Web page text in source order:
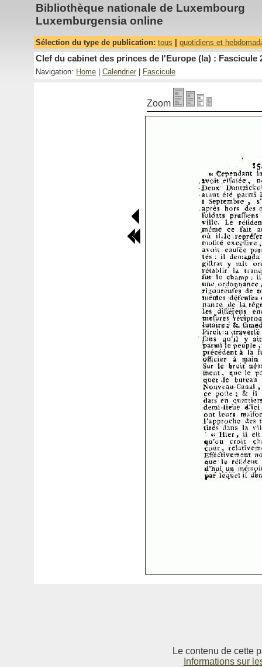
Bibliothèque nationale de Luxembourg
Luxemburgensia online
Sélection du type de publication: tous quotidiens et
Clef du cabinet des princes de l'Europe (la) : Fascicule
Navigation: Home Calendrier Fascicule
Zoom
Le contenu de cette
Informations sur